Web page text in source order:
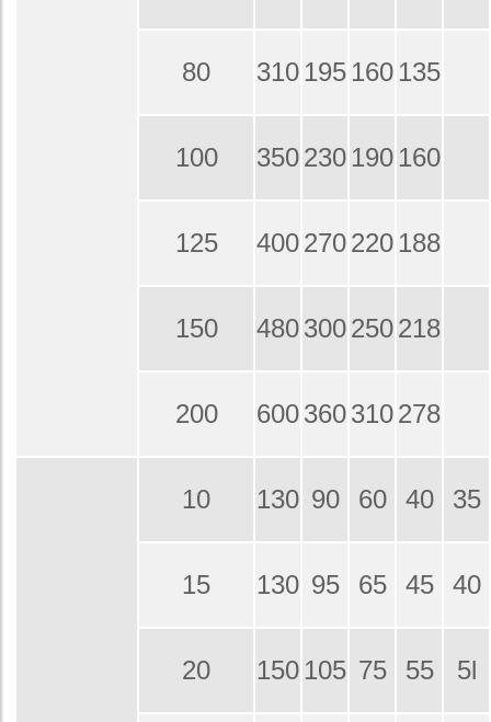
80 310 195 160 135
100 350230 190 160
125 400270220 188
150 480300250218
200 600360310278
10 130 90 60 40 35
15 130 95 65 45 40
20 150 105 75 55 5l